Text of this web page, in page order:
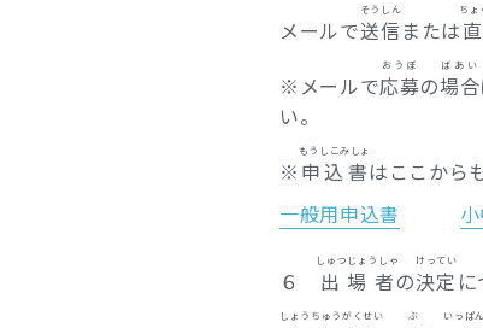
メールで送信
そうしん
または
ちょ
※メールで応募
おうぼ
の場合
ばあい
い。
※ 申込書
もうしこみしょ
はここから
一般用申込書
６ 出場者
しゅつじょうしゃ
の決定
けってい
しょうちゅうがくせい ぶ いっぱん